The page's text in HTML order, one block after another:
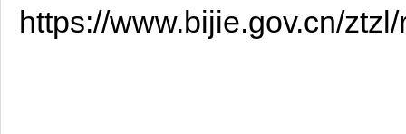
https://www.bijie.gov.cn/